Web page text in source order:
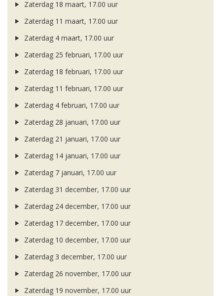
Zaterdag 18 maart, 17.00 uur
Zaterdag 11 maart, 17.00 uur
Zaterdag 4 maart, 17.00 uur
Zaterdag 25 februari, 17.00 uur
Zaterdag 18 februari, 17.00 uur
Zaterdag 11 februari, 17.00 uur
Zaterdag 4 februari, 17.00 uur
Zaterdag 28 januari, 17.00 uur
Zaterdag 21 januari, 17.00 uur
Zaterdag 14 januari, 17.00 uur
Zaterdag 7 januari, 17.00 uur
Zaterdag 31 december, 17.00 uur
Zaterdag 24 december, 17.00 uur
Zaterdag 17 december, 17.00 uur
Zaterdag 10 december, 17.00 uur
Zaterdag 3 december, 17.00 uur
Zaterdag 26 november, 17.00 uur
Zaterdag 19 november, 17.00 uur